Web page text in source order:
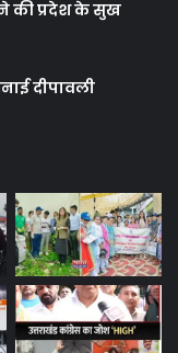
ने की प्रदेश के सुख
दीपावली